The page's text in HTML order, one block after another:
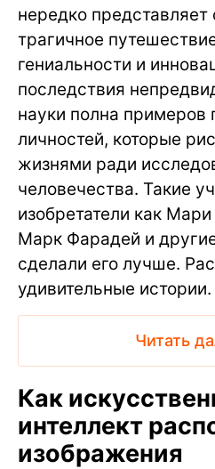
нередко представляет
трагичное
гениальности и
последствия
науки полна примеров
личностей, которые
жизнями ради
человечества. Такие
изобретатели как
Марк Фарадей и
сделали его лучше.
удивительные истории.
Читать
Как
интеллект
изображения